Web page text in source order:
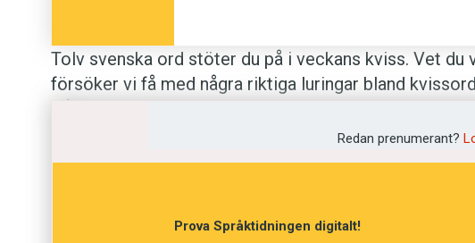
Tolv svenska ord stöter du på i veckans kviss. Vet du
försöker vi få med några riktiga luringar bland
Anders
Redan prenumerant?
Prova Språktidningen digitalt!